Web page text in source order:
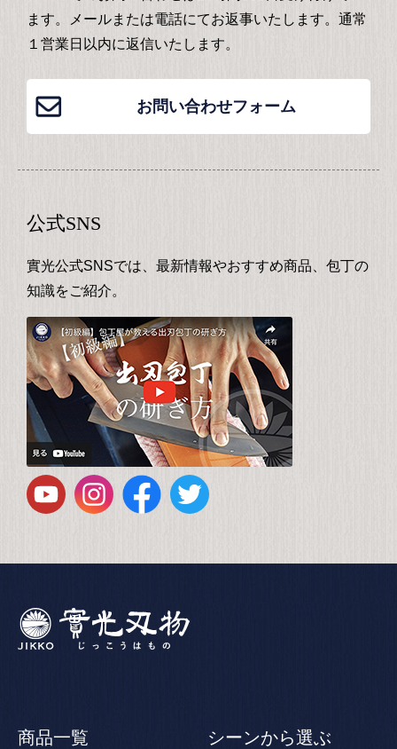
ます。メールまたは電話にてお返事いたします。通常
１営業日以内に返信いたします。
お問い合わせフォーム
公式SNS
實光公式SNSでは、最新情報やおすすめ商品、包丁の
知識をご紹介。
商品一覧 シーンから選ぶ